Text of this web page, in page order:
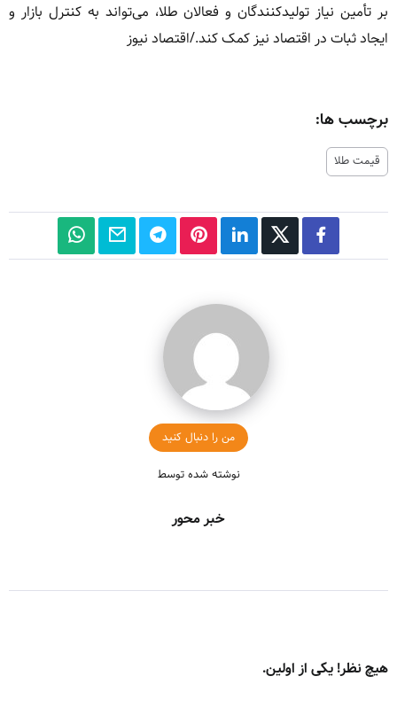
بر تأمین نیاز تولیدکنندگان و فعالان طلا، می‌تواند به کنترل بازار و
ایجاد ثبات در اقتصاد نیز کمک کند./اقتصاد نیوز
برچسب ها:
قیمت طلا
من را دنبال کنید
نوشته شده توسط
خبر محور
هیچ نظر! یکی از اولین.